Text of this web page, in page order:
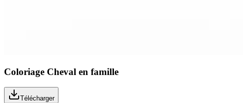
Coloriage Cheval en famille
Télécharger